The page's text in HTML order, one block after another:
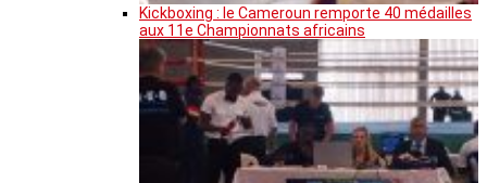
Kickboxing : le Cameroun remporte 40 médailles
aux 11e Championnats africains